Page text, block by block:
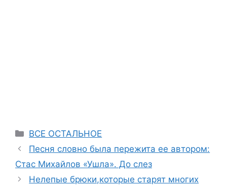
Categories
ВСЕ ОСТАЛЬНОЕ
Песня словно была пережита ее автором:
Стас Михайлов «Ушла». До слез
Нелепые брюки,которые старят многих